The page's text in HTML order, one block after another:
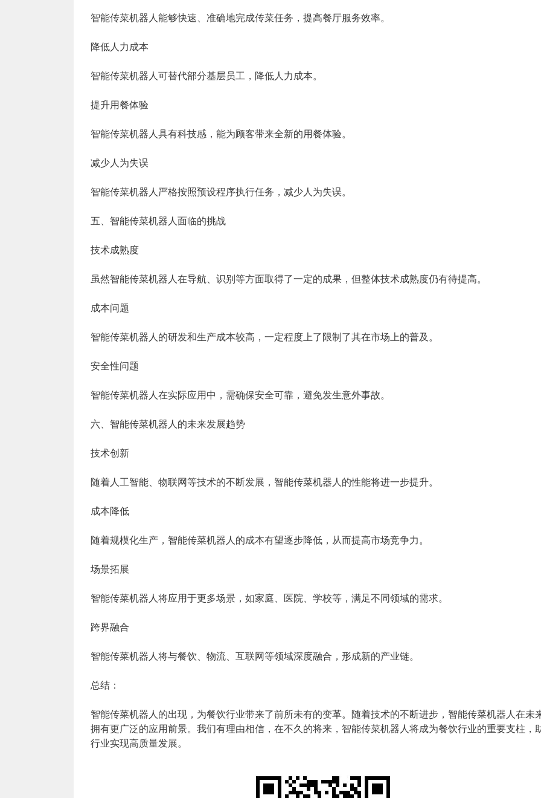
智能传菜机器人能够快速、准确地完成传菜任务，提高餐厅服务效率。
降低人力成本
智能传菜机器人可替代部分基层员工，降低人力成本。
提升用餐体验
智能传菜机器人具有科技感，能为顾客带来全新的用餐体验。
减少人为失误
智能传菜机器人严格按照预设程序执行任务，减少人为失误。
五、智能传菜机器人面临的挑战
技术成熟度
虽然智能传菜机器人在导航、识别等方面取得了一定的成果，但整体技术成熟度仍有待提高。
成本问题
智能传菜机器人的研发和生产成本较高，一定程度上了限制了其在市场上的普及。
安全性问题
智能传菜机器人在实际应用中，需确保安全可靠，避免发生意外事故。
六、智能传菜机器人的未来发展趋势
技术创新
随着人工智能、物联网等技术的不断发展，智能传菜机器人的性能将进一步提升。
成本降低
随着规模化生产，智能传菜机器人的成本有望逐步降低，从而提高市场竞争力。
场景拓展
智能传菜机器人将应用于更多场景，如家庭、医院、学校等，满足不同领域的需求。
跨界融合
智能传菜机器人将与餐饮、物流、互联网等领域深度融合，形成新的产业链。
总结：
智能传菜机器人的出现，为餐饮行业带来了前所未有的变革。随着技术的不断进步，智能传菜机器人在未
拥有更广泛的应用前景。我们有理由相信，在不久的将来，智能传菜机器人将成为餐饮行业的重要支柱，
行业实现高质量发展。